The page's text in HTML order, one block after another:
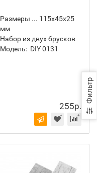
Фильтр
Размеры ... 115х45х25
мм
Набор из двух брусков
Модель: DIY 0131
255р.